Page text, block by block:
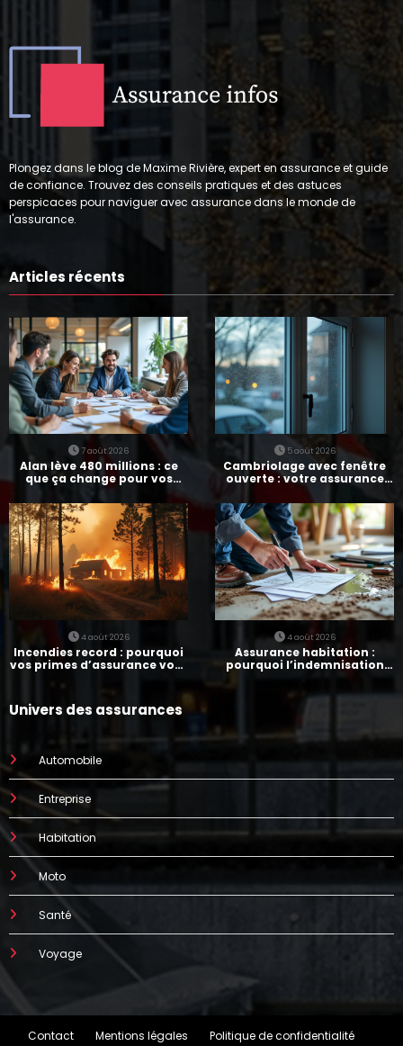
Plongez dans le blog de Maxime Rivière, expert en assurance et guide
de confiance. Trouvez des conseils pratiques et des astuces
perspicaces pour naviguer avec assurance dans le monde de
l'assurance.
Articles récents
7 août 2026
Alan lève 480 millions : ce
que ça change pour vos
assurances
5 août 2026
Cambriolage avec fenêtre
ouverte : votre assurance
paie-t-elle ?
4 août 2026
Incendies record : pourquoi
vos primes d’assurance vont
4 août 2026
Assurance habitation :
pourquoi l’indemnisation
prend parfois 7 mois
Univers des assurances
Automobile
Entreprise
Habitation
Moto
Santé
Voyage
Contact Mentions légales
Politique de confidentialité